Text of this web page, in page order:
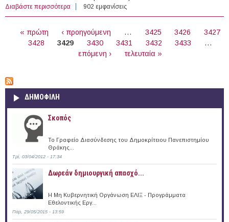
Διαβάστε περισσότερα για South Moravian Programme for Distinguished
Researchers, SoMoPro 3, South Moravian Centre for
902 εμφανίσεις
« πρώτη ‹ προηγούμενη … 3425 3426
3427
3428
3429 3430 3431 3432 3433
…
επόμενη ›
τελευταία »
ΔΗΜΟΦΙΛΗ
Σκοπός
Το Γραφείο Διασύνδεσης του Δημοκρίτειου Πανεπιστημίου
Θράκης...
Τρί, 03/04/2012 - 17:34
Δωρεάν δημιουργική απασχό...
Η Μη Κυβερνητική Οργάνωση ΕΛΙΞ - Προγράμματα
Εθελοντικής Εργ...
Παρ, 29/05/2015 - 13:59